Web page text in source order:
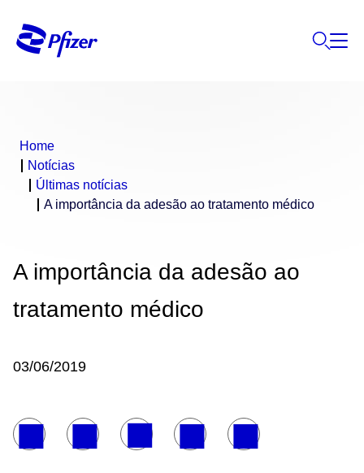
Home
Notícias
Últimas notícias
A importância da adesão ao tratamento médico
A importância da adesão ao
tratamento médico
03/06/2019